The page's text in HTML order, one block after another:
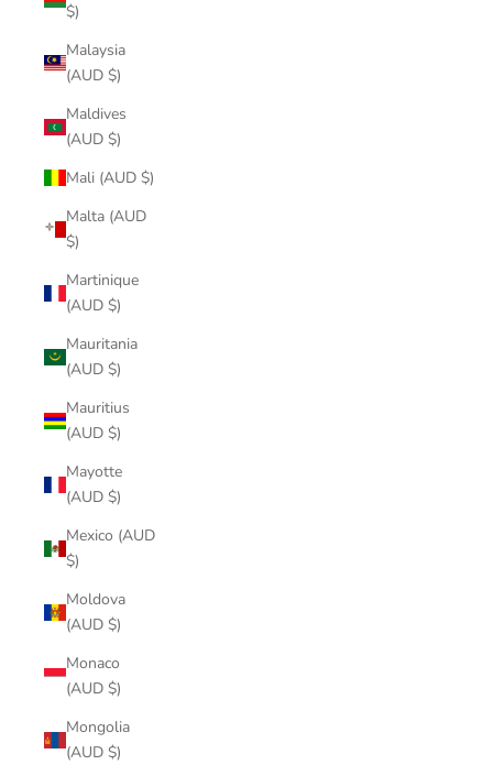
$)
Malaysia
(AUD $)
Maldives
(AUD $)
Mali (AUD $)
Malta (AUD
$)
Martinique
(AUD $)
Mauritania
(AUD $)
Mauritius
(AUD $)
Mayotte
(AUD $)
Mexico (AUD
$)
Moldova
(AUD $)
Monaco
(AUD $)
Mongolia
(AUD $)